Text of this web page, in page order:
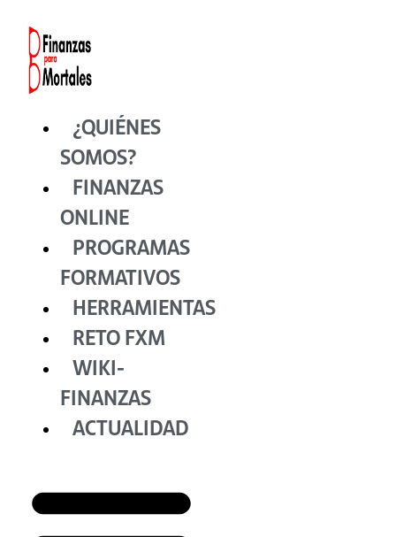
contenido
¿QUIÉNES
SOMOS?
FINANZAS
ONLINE
PROGRAMAS
FORMATIVOS
HERRAMIENTAS
RETO FXM
WIKI-
FINANZAS
ACTUALIDAD